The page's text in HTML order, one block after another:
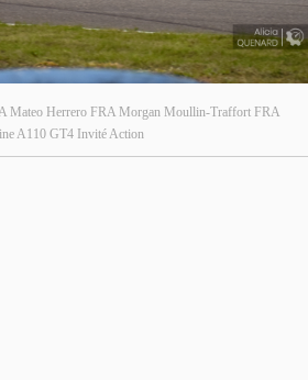
Mateo Herrero FRA Morgan Moullin-Traffort FRA
A110 GT4 Invité Action